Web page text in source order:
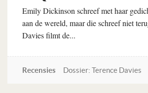
Emily Dickinson schreef met haar
aan de wereld, maar die schreef niet
Davies filmt de...
Recensies Dossier: Terence Davies